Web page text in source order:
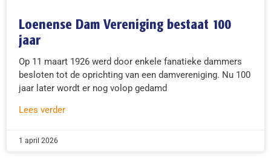
Loenense Dam Vereniging bestaat 100
jaar
Op 11 maart 1926 werd door enkele fanatieke dammers
besloten tot de oprichting van een damvereniging. Nu 100
jaar later wordt er nog volop gedamd
Lees verder
1 april 2026